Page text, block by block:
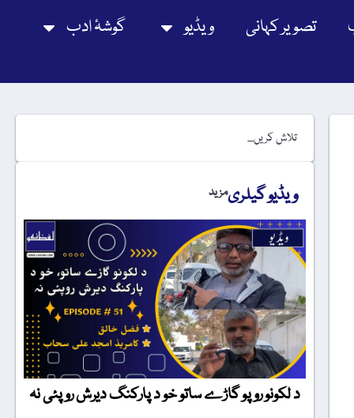
تصویر کہانی ویڈیو گوشۂ ادب
ویڈیو گیلریمزید
د لکونو روپو گاڑے ساتو خو د پارکنگ دیرش روپئی نہ